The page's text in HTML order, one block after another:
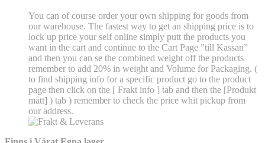
You can of course order your own shipping for goods from
our warehouse. The fastest way to get an shipping price is to
lock up price your self online simply putt the products you
want in the cart and continue to the Cart Page ”till Kassan”
and then you can se the combined weight off the products
remember to add 20% in weight and Volume for Packaging. (
to find shipping info for a specific product go to the product
page then click on the [ Frakt info ] tab and then the [Produkt
mått] ) tab ) remember to check the price whit pickup from
our address.